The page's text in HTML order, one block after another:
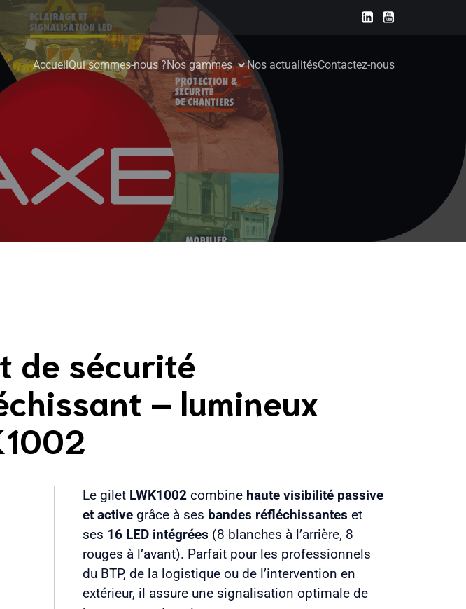
AccueilQui sommes-nous ?Nos gammes Nos actualitésContactez-nous
de sécurité
– lumineux
Le gilet LWK1002 combine haute visibilité passive
et active grâce à ses bandes réfléchissantes et
ses 16 LED intégrées (8 blanches à l’arrière, 8
rouges à l’avant). Parfait pour les professionnels
du BTP, de la logistique ou de l’intervention en
extérieur, il assure une signalisation optimale de